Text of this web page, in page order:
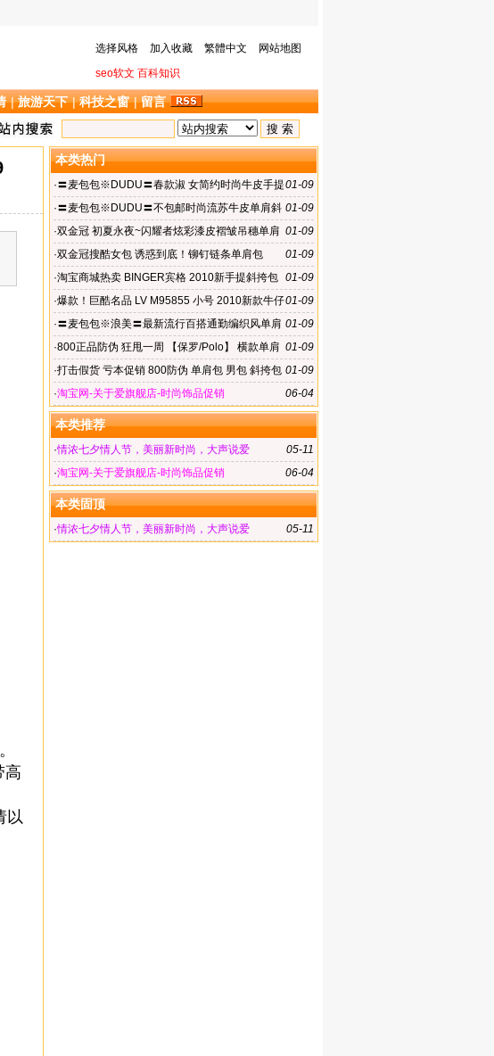
选择风格 加入收藏 繁體中文
网站地图
seo软文 百科知识
|旅游天下 |科技之窗 |留言
高
以
本类热门
01-09
·〓麦包包※DUDU〓春款淑 女简约时尚牛皮手提
斜挎女包预售|gRdK
01-09
·〓麦包包※DUDU〓不包邮时尚流苏牛皮单肩斜
跨包/女包预售|gReR
01-09
·双金冠 初夏永夜~闪耀者炫彩漆皮褶皱吊穗单肩
包
01-09
·双金冠搜酷女包 诱惑到底！铆钉链条单肩包
01-09
·淘宝商城热卖 BINGER宾格 2010新手提斜挎包
男包牛皮 公文包电脑包
01-09
·爆款！巨酷名品 LV M95855 小号 2010新款牛仔
走秀系列斜跨包女包
01-09
·〓麦包包※浪美〓最新流行百搭通勤编织风单肩
包机车包|b249
01-09
·800正品防伪 狂甩一周 【保罗/Polo】 横款单肩
包Thotb022-2
01-09
·打击假货 亏本促销 800防伪 单肩包 男包 斜挎包
tyuA029-2
06-04
·淘宝网-关于爱旗舰店-时尚饰品促销
本类推荐
05-11
·情浓七夕情人节，美丽新时尚，大声说爱
06-04
·淘宝网-关于爱旗舰店-时尚饰品促销
本类固顶
05-11
·情浓七夕情人节，美丽新时尚，大声说爱